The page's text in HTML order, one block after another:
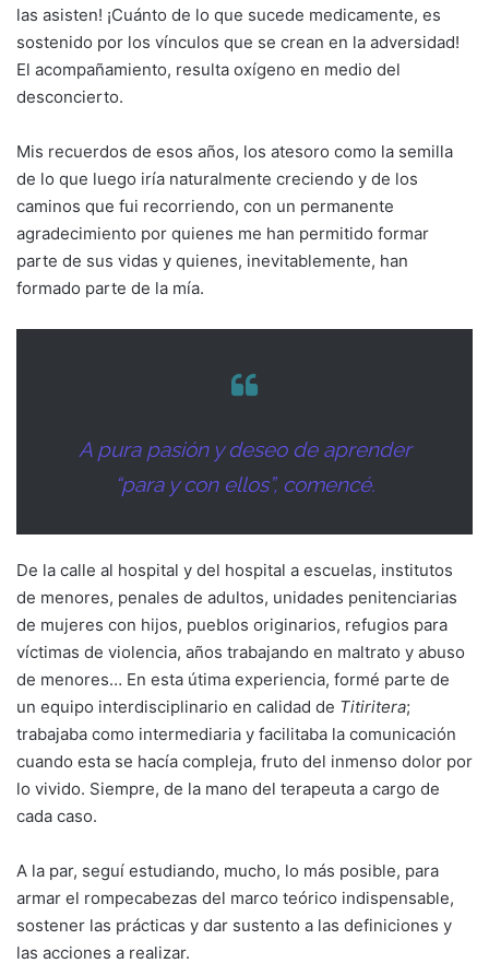
las asisten! ¡Cuánto de lo que sucede medicamente, es
sostenido por los vínculos que se crean en la adversidad!
El acompañamiento, resulta oxígeno en medio del
desconcierto.
Mis recuerdos de esos años, los atesoro como la semilla
de lo que luego iría naturalmente creciendo y de los
caminos que fui recorriendo, con un permanente
agradecimiento por quienes me han permitido formar
parte de sus vidas y quienes, inevitablemente, han
formado parte de la mía.
A pura pasión y deseo de aprender
“para y con ellos”, comencé.
De la calle al hospital y del hospital a escuelas, institutos
de menores, penales de adultos, unidades penitenciarias
de mujeres con hijos, pueblos originarios, refugios para
víctimas de violencia, años trabajando en maltrato y abuso
de menores… En esta útima experiencia, formé parte de
un equipo interdisciplinario en calidad de Titiritera;
trabajaba como intermediaria y facilitaba la comunicación
cuando esta se hacía compleja, fruto del inmenso dolor por
lo vivido. Siempre, de la mano del terapeuta a cargo de
cada caso.
A la par, seguí estudiando, mucho, lo más posible, para
armar el rompecabezas del marco teórico indispensable,
sostener las prácticas y dar sustento a las definiciones y
las acciones a realizar.